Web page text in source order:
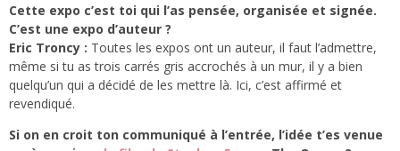
Cette expo c’est toi qui l’as pensée, organisée et signée.
C’est une expo d’auteur ?
Eric Troncy : Toutes les expos ont un auteur, il faut l’admettre,
même si tu as trois carrés gris accrochés à un mur, il y a bien
quelqu’un qui a décidé de les mettre là. Ici, c’est affirmé et
revendiqué.
Si on en croit ton communiqué à l’entrée, l’idée t’es venue